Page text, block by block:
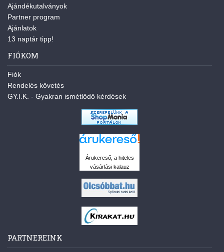
Ajándékutalványok
Partner program
Ajánlatok
13 naptár tipp!
FIÓKOM
Fiók
Rendelés követés
GY.I.K. - Gyakran ismétlődő kérdések
Árukereső, a hiteles
vásárlási kalauz
PARTNEREINK